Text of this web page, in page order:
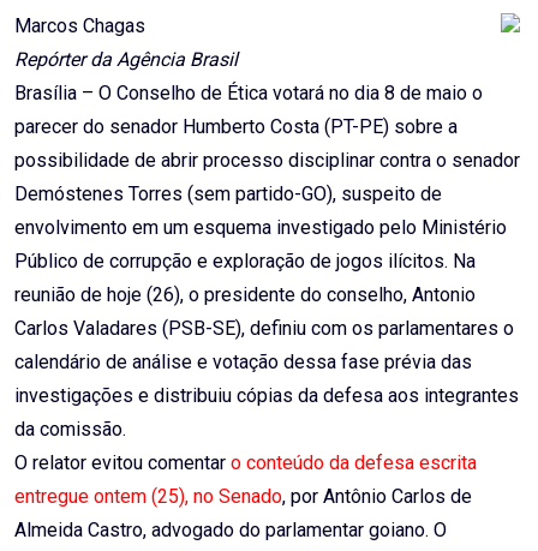
Marcos Chagas
Repórter da Agência Brasil
Brasília – O Conselho de Ética votará no dia 8 de maio o
parecer do senador Humberto Costa (PT-PE) sobre a
possibilidade de abrir processo disciplinar contra o senador
Demóstenes Torres (sem partido-GO), suspeito de
envolvimento em um esquema investigado pelo Ministério
Público de corrupção e exploração de jogos ilícitos. Na
reunião de hoje (26), o presidente do conselho, Antonio
Carlos Valadares (PSB-SE), definiu com os parlamentares o
calendário de análise e votação dessa fase prévia das
investigações e distribuiu cópias da defesa aos integrantes
da comissão.
O relator evitou comentar o conteúdo da defesa escrita
entregue ontem (25), no Senado, por Antônio Carlos de
Almeida Castro, advogado do parlamentar goiano. O